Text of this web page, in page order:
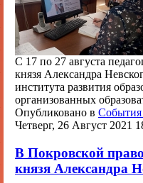
С 17 по 27 августа
князя Александра
института развития
организованных
Опубликовано в События
Четверг, 26 Август 2021
В Покровской
князя Александра